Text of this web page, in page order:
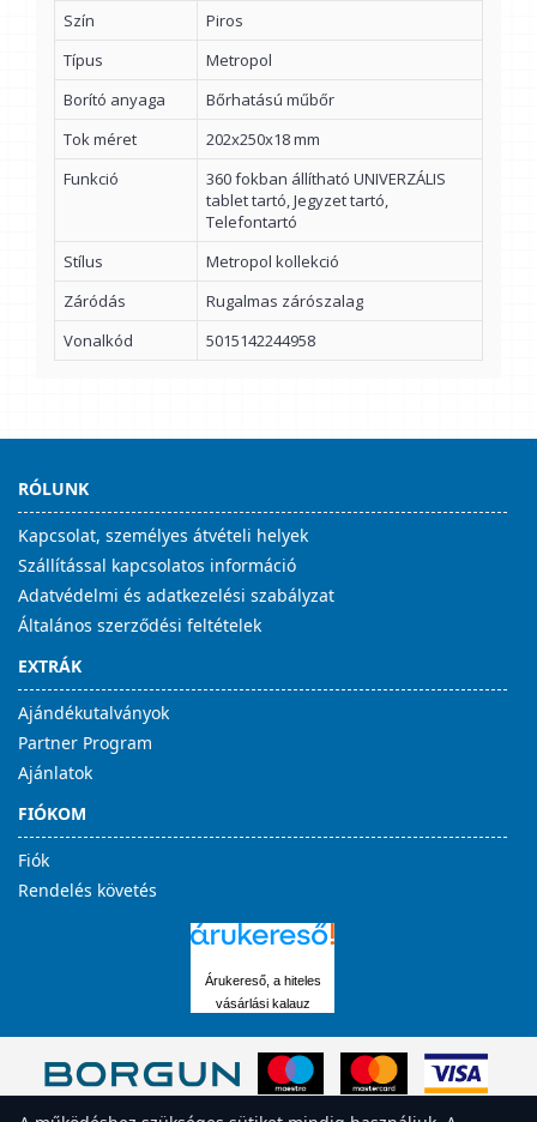
Szín
Piros
Típus
Metropol
Borító anyaga
Bőrhatású műbőr
Tok méret
202x250x18 mm
Funkció
360 fokban állítható UNIVERZÁLIS
tablet tartó, Jegyzet tartó,
Telefontartó
Stílus
Metropol kollekció
Záródás
Rugalmas zárószalag
Vonalkód
5015142244958
RÓLUNK
Kapcsolat, személyes átvételi helyek
Szállítással kapcsolatos információ
Adatvédelmi és adatkezelési szabályzat
Általános szerződési feltételek
EXTRÁK
Ajándékutalványok
Partner Program
Ajánlatok
FIÓKOM
Fiók
Rendelés követés
Árukereső, a hiteles
vásárlási kalauz